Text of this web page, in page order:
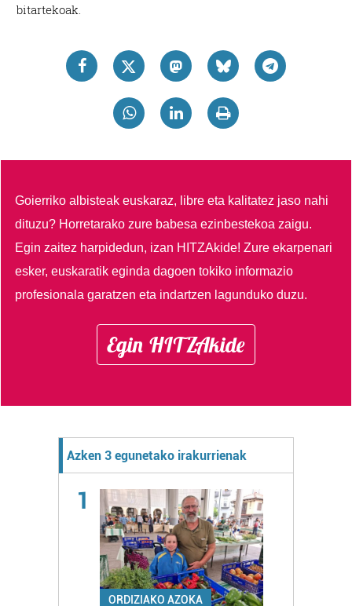
bitartekoak.
Goierriko albisteak euskaraz, libre eta kalitatez jaso nahi
dituzu? Horretarako zure babesa ezinbestekoa zaigu.
Egin zaitez harpidedun, izan HITZAkide!Zure ekarpenari
esker, euskaratik eginda dagoen tokiko informazio
profesionala garatzen eta indartzen lagunduko duzu.
Egin HITZAkide
Azken 3 egunetako irakurrienak
1
ORDIZIAKO AZOKA